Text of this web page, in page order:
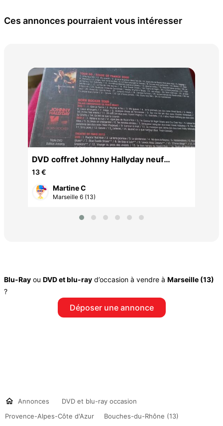
Ces annonces pourraient vous intéresser
DVD coffret Johnny Hallyday neuf
encore emballé
13 €
Martine C
Marseille 6 (13)
Blu-Ray ou DVD et blu-ray d’occasion à vendre à Marseille (13)
?
Déposer une annonce
Annonces
DVD et blu-ray occasion
Provence-Alpes-Côte d'Azur
Bouches-du-Rhône (13)